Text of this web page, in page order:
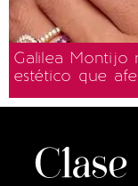
Galilea
estético que